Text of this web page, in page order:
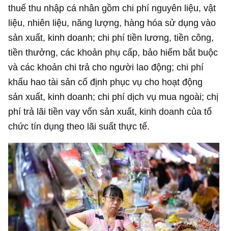
thuế thu nhập cá nhân gồm chi phí nguyên liệu, vật
liệu, nhiên liệu, năng lượng, hàng hóa sử dụng vào
sản xuất, kinh doanh; chi phí tiền lương, tiền công,
tiền thưởng, các khoản phụ cấp, bảo hiểm bắt buộc
và các khoản chi trả cho người lao động; chi phí
khấu hao tài sản cố định phục vụ cho hoạt động
sản xuất, kinh doanh; chi phí dịch vụ mua ngoài; chị
phí trả lãi tiền vay vốn sản xuất, kinh doanh của tổ
chức tín dụng theo lãi suất thực tế.